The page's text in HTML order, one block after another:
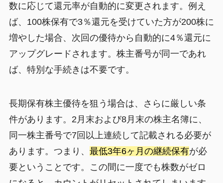
数に応じて還元率が自動的に変更されます。例え
ば、100株保有で3％還元を受けていた方が200株に
増やした場合、次回の優待から自動的に4％還元に
アップグレードされます。株主番号が同一であれ
ば、特別な手続きは不要です。
長期保有株主優待を狙う場合は、さらに厳しい条
件があります。2月末および8月末の株主名簿に、
同一株主番号で7回以上連続して記載される必要が
あります。つまり、 最低3年6ヶ月の継続保有が必
要ということです。この間に一度でも株数がゼロ